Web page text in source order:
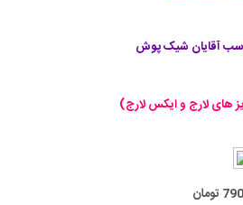
آقایان شیک پوش
های لارج و ایکس لارج)